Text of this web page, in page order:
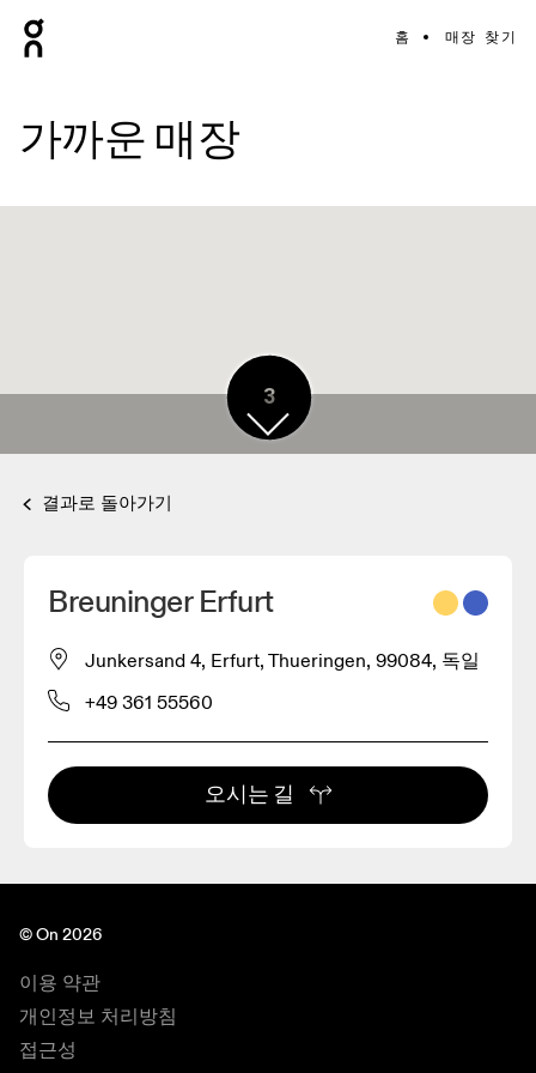
홈 매장 찾기
가까운 매장
3
결과로 돌아가기
Breuninger Erfurt
Junkersand 4, Erfurt, Thueringen, 99084, 독일
+49 361 55560
오시는 길
© On 2026
이용 약관
개인정보 처리방침
접근성